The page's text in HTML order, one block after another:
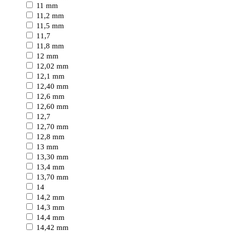
11 mm
11,2 mm
11,5 mm
11,7
11,8 mm
12 mm
12,02 mm
12,1 mm
12,40 mm
12,6 mm
12,60 mm
12,7
12,70 mm
12,8 mm
13 mm
13,30 mm
13,4 mm
13,70 mm
14
14,2 mm
14,3 mm
14,4 mm
14,42 mm